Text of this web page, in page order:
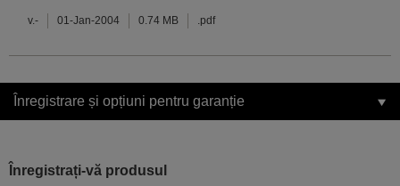
v.- 01-Jan-2004 0.74 MB .pdf
Înregistrare și opțiuni pentru garanție
Înregistrați-vă produsul